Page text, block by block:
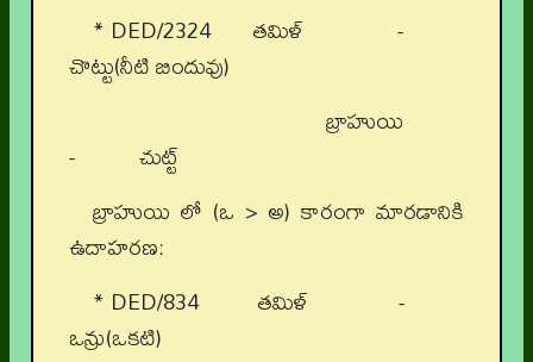
* DED/2324 తమిళ్ -
చొట్టు(నీటి బిందువు)
బ్రాహుయి
- చుట్ట్
బ్రాహుయి లో (ఒ > అ) కారంగా మారడానికి
ఉదాహరణ:
* DED/834 తమిళ్ -
ఒన్రు(ఒకటి)